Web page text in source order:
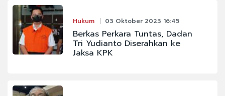
Hukum 03 Oktober 2023 16:45
Berkas Perkara Tuntas, Dadan
Tri Yudianto Diserahkan ke
Jaksa KPK